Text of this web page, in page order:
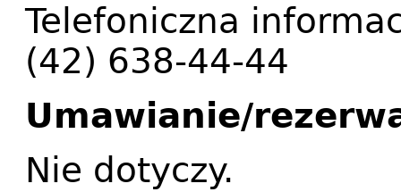
Telefoniczna
(42) 638-44-44
Umawianie/
Nie dotyczy.